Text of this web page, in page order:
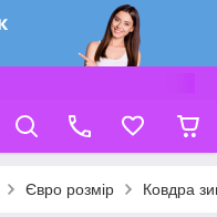
Євро розмір Ковдра